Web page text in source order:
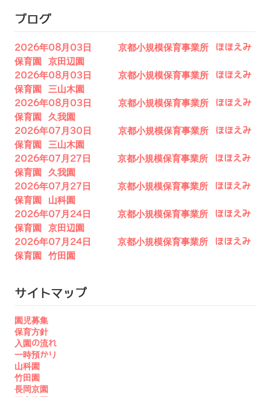
ブログ
2026年08月03日 京都小規模保育事業所 ほほえみ
保育園 京田辺園
2026年08月03日 京都小規模保育事業所 ほほえみ
保育園 三山木園
2026年08月03日 京都小規模保育事業所 ほほえみ
保育園 久我園
2026年07月30日 京都小規模保育事業所 ほほえみ
保育園 三山木園
2026年07月27日 京都小規模保育事業所 ほほえみ
保育園 久我園
2026年07月27日 京都小規模保育事業所 ほほえみ
保育園 山科園
2026年07月24日 京都小規模保育事業所 ほほえみ
保育園 京田辺園
2026年07月24日 京都小規模保育事業所 ほほえみ
保育園 竹田園
サイトマップ
園児募集
保育方針
入園の流れ
一時預かり
山科園
竹田園
長岡京園